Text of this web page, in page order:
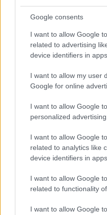
Google consents
I want to allow Google
related to advertising
device identifiers in apps.
I want to allow my user
Google for online
I want to allow Google
personalized advertising.
I want to allow Google
related to analytics like
device identifiers in apps.
I want to allow Google
related to functionality
I want to allow Google
Kövesd a